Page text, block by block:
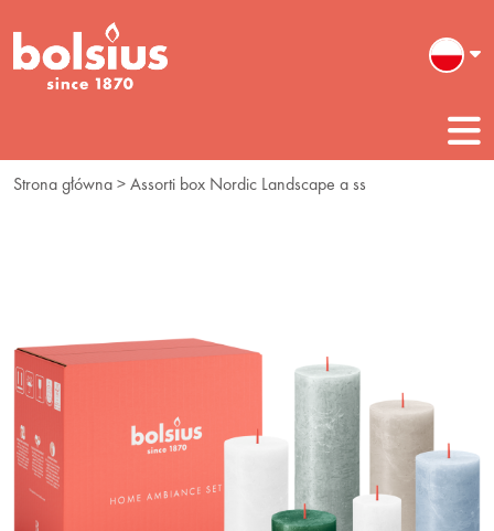
Strona główna> Assorti box Nordic Landscape a ss